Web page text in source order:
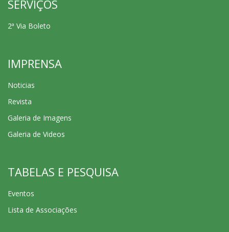
SERVIÇOS
2ª Via Boleto
IMPRENSA
Noticias
Revista
Galeria de Imagens
Galeria de Videos
TABELAS E PESQUISA
Eventos
Lista de Associações